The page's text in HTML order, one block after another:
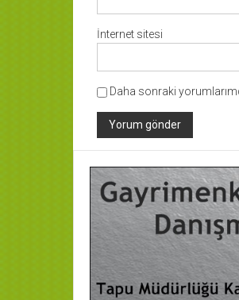
İnternet sitesi
Daha sonraki